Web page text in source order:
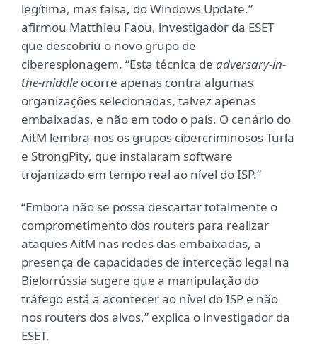
legítima, mas falsa, do Windows Update,”
afirmou Matthieu Faou, investigador da ESET
que descobriu o novo grupo de
ciberespionagem. “Esta técnica de adversary-in-
the-middle ocorre apenas contra algumas
organizações selecionadas, talvez apenas
embaixadas, e não em todo o país. O cenário do
AitM lembra-nos os grupos cibercriminosos Turla
e StrongPity, que instalaram software
trojanizado em tempo real ao nível do ISP.”
“Embora não se possa descartar totalmente o
comprometimento dos routers para realizar
ataques AitM nas redes das embaixadas, a
presença de capacidades de interceção legal na
Bielorrússia sugere que a manipulação do
tráfego está a acontecer ao nível do ISP e não
nos routers dos alvos,” explica o investigador da
ESET.